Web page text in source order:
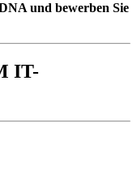
und bewerben Sie
IT-